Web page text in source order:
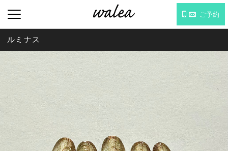
ご予約
ルミナス